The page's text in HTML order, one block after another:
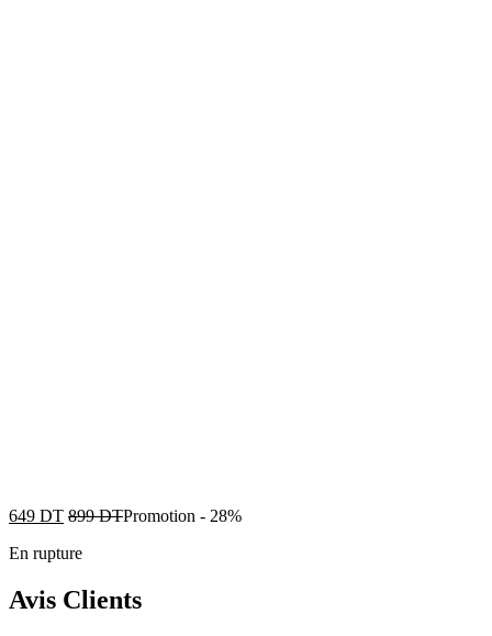
649 DT 899DTPromotion - 28%
En rupture
Avis Clients